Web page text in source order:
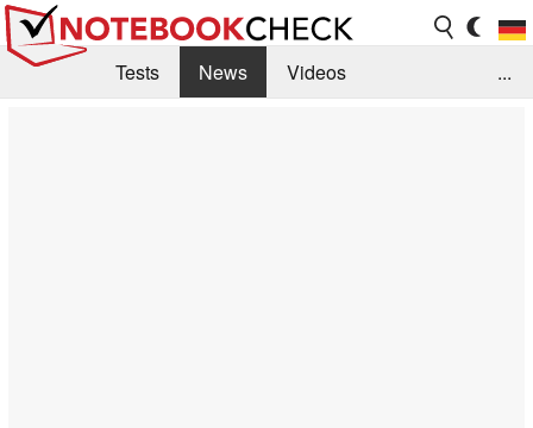
Tests News
Videos
...